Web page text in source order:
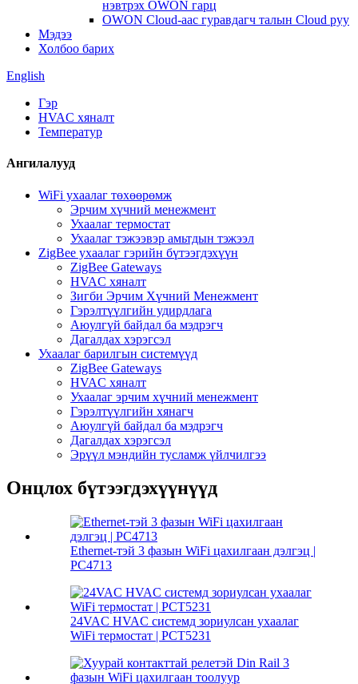
нэвтрэх OWON гарц
OWON Cloud-аас гуравдагч талын Cloud руу
Мэдээ
Холбоо барих
English
Гэр
HVAC хяналт
Температур
Ангилалууд
WiFi ухаалаг төхөөрөмж
Эрчим хүчний менежмент
Ухаалаг термостат
Ухаалаг тэжээвэр амьтдын тэжээл
ZigBee ухаалаг гэрийн бүтээгдэхүүн
ZigBee Gateways
HVAC хяналт
Зигби Эрчим Хүчний Менежмент
Гэрэлтүүлгийн удирдлага
Аюулгүй байдал ба мэдрэгч
Дагалдах хэрэгсэл
Ухаалаг барилгын системүүд
ZigBee Gateways
HVAC хяналт
Ухаалаг эрчим хүчний менежмент
Гэрэлтүүлгийн хянагч
Аюулгүй байдал ба мэдрэгч
Дагалдах хэрэгсэл
Эрүүл мэндийн тусламж үйлчилгээ
Онцлох бүтээгдэхүүнүүд
Ethernet-тэй 3 фазын WiFi цахилгаан дэлгэц |
PC4713
24VAC HVAC системд зориулсан ухаалаг
WiFi термостат | PCT5231